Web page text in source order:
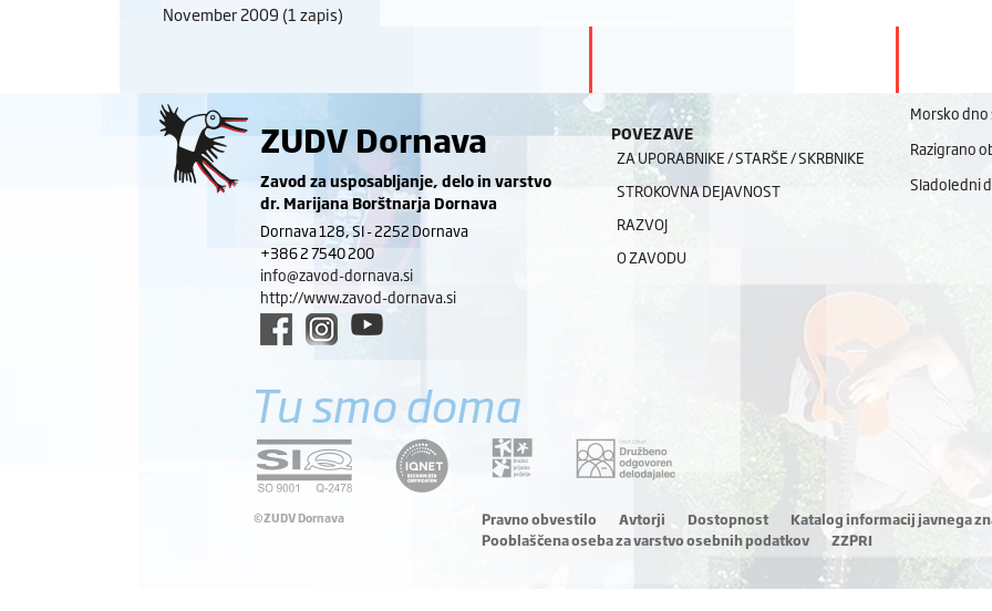
November 2009 (1 zapis)
ZUDV Dornava
Zavod za usposabljanje, delo in varstvo
dr. Marijana Borštnarja Dornava
Dornava 128, SI - 2252 Dornava
+386 2 7540 200
info@zavod-dornava.si
http://www.zavod-dornava.si
POVEZAVE
ZA UPORABNIKE / STARŠE / SKRBNIKE
STROKOVNA DEJAVNOST
RAZVOJ
O ZAVODU
Morsko
Razigrano
Sladoledni
Tu smo doma
©ZUDV Dornava Pravno obvestilo Avtorji Dostopnost
Katalog informacij javnega
Pooblaščena oseba za varstvo osebnih podatkov
ZZPRI